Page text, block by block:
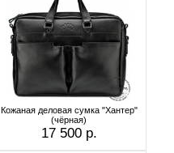
Кожаная деловая сумка "Хантер"
(чёрная)
17 500 р.